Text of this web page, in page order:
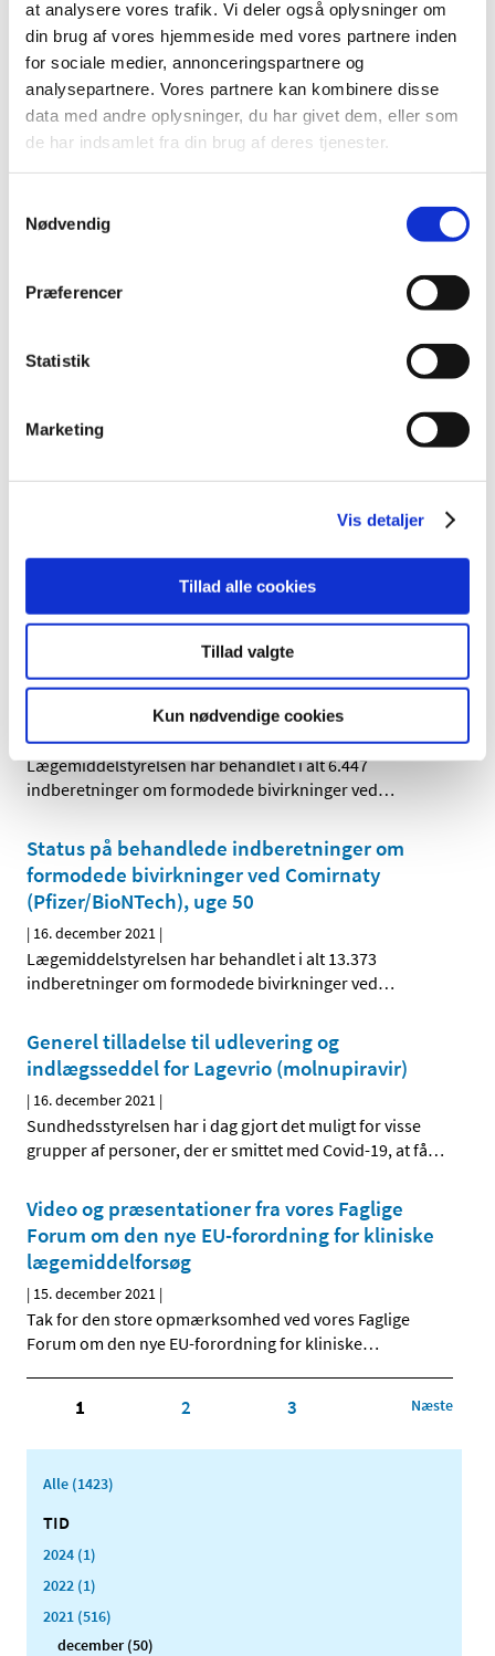
at analysere vores trafik. Vi deler også oplysninger om
din brug af vores hjemmeside med vores partnere inden
for sociale medier, annonceringspartnere og
analysepartnere. Vores partnere kan kombinere disse
data med andre oplysninger, du har givet dem, eller som
de har indsamlet fra din brug af deres tjenester.
Nødvendig
Præferencer
Statistik
Marketing
Vis detaljer
Tillad alle cookies
Tillad valgte
Kun nødvendige cookies
Der er aktuelle problemer med forsyningen af Librela,
injektionsvæske, opløsning, 5 mg, 10 mg, 15 mg, 20 mg…
EMA anbefaler markedsførings-tilladelse i EU
til nyt lægemiddel til behandling af Covid-19
formodede bivirkninger ved COVID-19 Vaccine
|16. december 2021
Lægemiddelstyrelsen har frem til den 14. december 2021
formodede bivirkninger ved Vaxzevria
indberetninger om formodede bivirkninger ved
Status på behandlede indberetninger om
formodede bivirkninger ved Spikevax
(Moderna), uge 50
|16. december 2021|
Lægemiddelstyrelsen har behandlet i alt 6.447
indberetninger om formodede bivirkninger ved…
Status på behandlede indberetninger om
formodede bivirkninger ved Comirnaty
(Pfizer/BioNTech), uge 50
| 16. december 2021 |
Lægemiddelstyrelsen har behandlet i alt 13.373
indberetninger om formodede bivirkninger ved…
Generel tilladelse til udlevering og
indlægsseddel for Lagevrio (molnupiravir)
| 16. december 2021 |
Sundhedsstyrelsen har i dag gjort det muligt for visse
grupper af personer, der er smittet med Covid-19, at få…
Video og præsentationer fra vores Faglige
Forum om den nye EU-forordning for kliniske
lægemiddelforsøg
| 15. december 2021 |
Tak for den store opmærksomhed ved vores Faglige
Forum om den nye EU-forordning for kliniske…
1 2 3 Næste
Alle (1423)
TID
2024 (1)
2022 (1)
2021 (516)
december (50)